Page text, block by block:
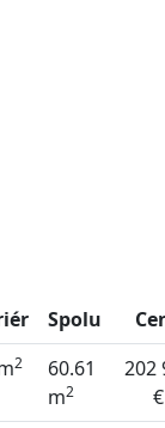
Spolu
2
60.61
m2
202
€